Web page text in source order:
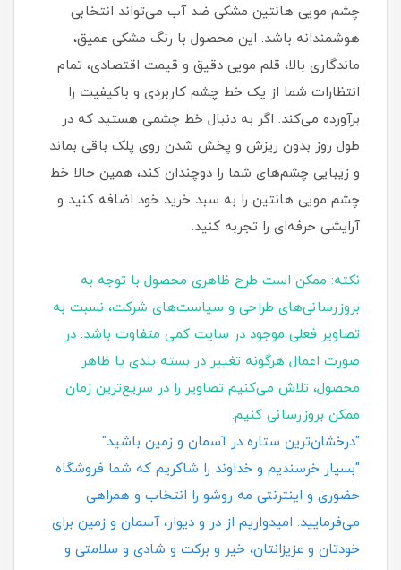
چشم مویی هانتین مشکی ضد آب می‌تواند انتخابی
هوشمندانه باشد. این محصول با رنگ مشکی عمیق،
ماندگاری بالا، قلم مویی دقیق و قیمت اقتصادی، تمام
انتظارات شما از یک خط چشم کاربردی و باکیفیت را
برآورده می‌کند. اگر به دنبال خط چشمی هستید که در
طول روز بدون ریزش و پخش شدن روی پلک باقی بماند
و زیبایی چشم‌های شما را دوچندان کند، همین حالا خط
چشم مویی هانتین را به سبد خرید خود اضافه کنید و
آرایشی حرفه‌ای را تجربه کنید.
نکته: ممکن است طرح ظاهری محصول با توجه به
بروزرسانی‌های طراحی و سیاست‌های شرکت، نسبت به
تصاویر فعلی موجود در سایت کمی متفاوت باشد. در
صورت اعمال هرگونه تغییر در بسته‌ بندی یا ظاهر
محصول، تلاش می‌کنیم تصاویر را در سریع‌ترین زمان
ممکن بروزرسانی کنیم.
"درخشان‌ترین ستاره در آسمان و زمین باشید"
"بسیار خرسندیم و خداوند را شاکریم که شما فروشگاه
حضوری و اینترنتی مه روشو را انتخاب و همراهی
می‌فرمایید. امیدواریم از در و دیوار، آسمان و زمین برای
خودتان و عزیزانتان، خیر و برکت و شادی و سلامتی و